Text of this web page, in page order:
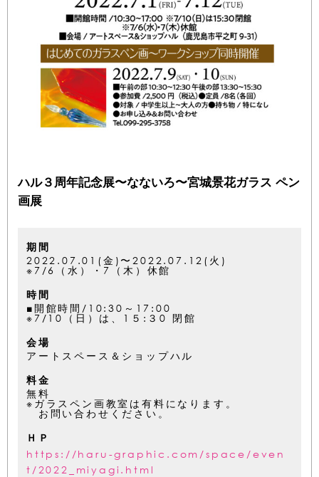
ハル３周年記念展〜なないろ〜宮城景花ガラス ペン
画展
期間
2022.07.01(金)〜2022.07.12(火)
※7/6（水）・7（木）休館
時間
■開館時間/10:30～17:00
※7/10（日）は、1５:３0 閉館
会場
アートスペース＆ショップハル
料金
無料
※ガラスペン画教室は有料になります。
お問い合わせください。
ＨＰ
https://haru-graphic.com/space/even
t/2022_miyagi.html